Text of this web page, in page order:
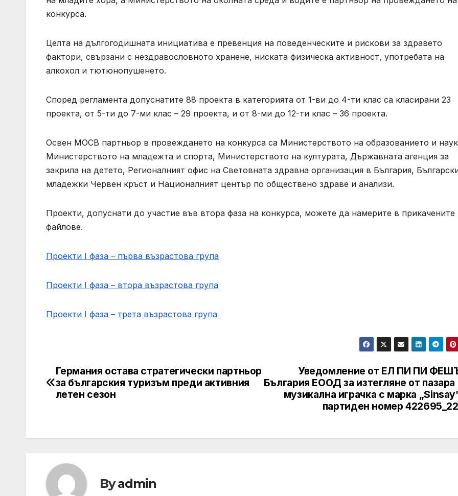
конкурса.
Целта на дългогодишната инициатива е превенция на поведенческите и рискови за здравето
фактори, свързани с нездравословното хранене, ниската физическа активност, употребата на
алкохол и тютюнопушенето.
Според регламента допуснатите 88 проекта в категорията от 1-ви до 4-ти клас са класирани 23
проекта, от 5-ти до 7-ми клас – 29 проекта, и от 8-ми до 12-ти клас – 36 проекта.
Освен МОСВ партньор в провеждането на конкурса са Министерството на образованието и
Министерството на младежта и спорта, Министерството на културата, Държавната агенция за
закрила на детето, Регионалният офис на Световната здравна организация в България,
младежки Червен кръст и Националният център по обществено здраве и анализи.
Проекти, допуснати до участие във втора фаза на конкурса, можете да намерите в прикачените
файлове.
Проекти I фаза – първа възрастова група
Проекти I фаза – втора възрастова група
Проекти I фаза – трета възрастова група
Post
navigation
Уведомление от ЕЛ ПИ ПИ
България ЕООД за изтегляне от пазара
музикална играчка с марка
партиден номер
Германия остава стратегически партньор
за българския туризъм преди активния
летен сезон
Byadmin